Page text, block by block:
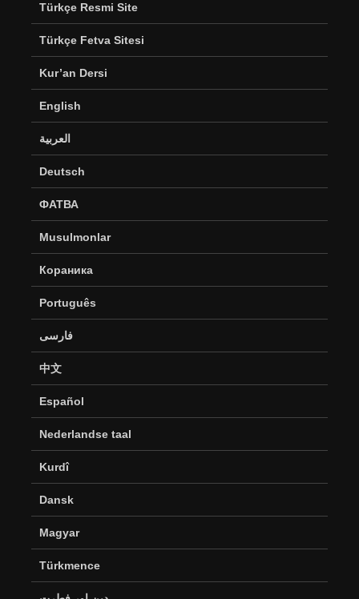
Türkçe Resmi Site
Türkçe Fetva Sitesi
Kur’an Dersi
English
العربية
Deutsch
ФАТВА
Musulmonlar
Кораника
Português
فارسی
中文
Español
Nederlandse taal
Kurdî
Dansk
Magyar
Türkmence